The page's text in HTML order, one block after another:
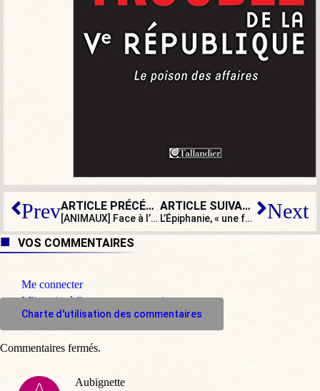
Prev ARTICLE PRÉCÉDENT
[ANIMAUX] Face à l’injustice, la mobilisation pour Rillette ne faiblit pas
ARTICLE SUIVANT
L’Épiphanie, « une fête païenne » ? La mairie de Marseille n’en loupe pas une Next
VOS COMMENTAIRES
Me connecter
M'inscrire à l'espace commentaire
Charte d'utilisation des commentaires
Aubignette
Commentaires fermés.